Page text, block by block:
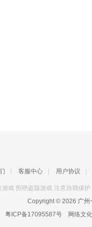
客服中心 用户协议
戏 拒绝盗版游戏 注意自我保
Copyright © 2026 广州
粤ICP备17095587号
网络文